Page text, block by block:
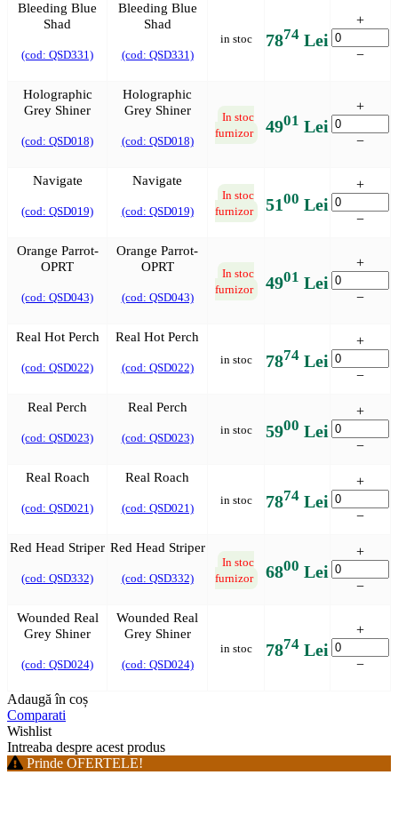
Bleeding Blue
Shad
(cod: QSD331)
Bleeding Blue
Shad
(cod: QSD331)
in stoc 7874 Lei
+
−
Holographic
Grey Shiner
(cod: QSD018)
Holographic
Grey Shiner
(cod: QSD018)
In stoc
furnizor
4901 Lei
+
−
Navigate
(cod: QSD019)
Navigate
(cod: QSD019)
In stoc
furnizor
5100 Lei
+
−
Orange Parrot-
OPRT
(cod: QSD043)
Orange Parrot-
OPRT
(cod: QSD043)
In stoc
furnizor
4901 Lei
+
−
Real Hot Perch
(cod: QSD022)
Real Hot Perch
(cod: QSD022)
in stoc 7874 Lei
+
−
Real Perch
(cod: QSD023)
Real Perch
(cod: QSD023)
in stoc 5900 Lei
+
−
Real Roach
(cod: QSD021)
Real Roach
(cod: QSD021)
in stoc 7874 Lei
+
−
Red Head Striper
(cod: QSD332)
Red Head Striper
(cod: QSD332)
In stoc
furnizor
6800 Lei
+
−
Wounded Real
Grey Shiner
(cod: QSD024)
Wounded Real
Grey Shiner
(cod: QSD024)
in stoc 7874 Lei
+
−
Adaugă în coș
Comparati
Wishlist
Intreaba despre acest produs
Prinde OFERTELE!